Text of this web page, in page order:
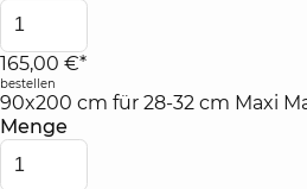
165,00 €*
bestellen
90x200 cm für 28-32 cm Maxi
Menge